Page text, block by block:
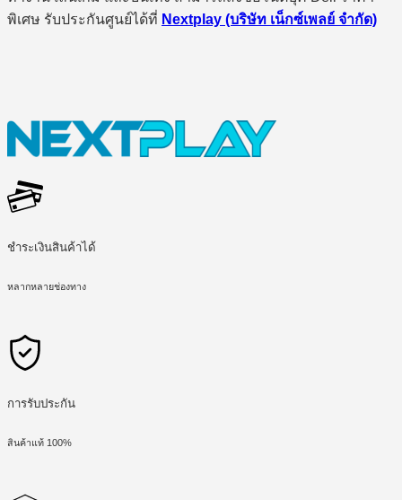
พิเศษ รับประกันศูนย์ได้ที่ Nextplay (บริษัท เน็กซ์เพลย์ จำกัด)
ชำระเงินสินค้าได้
หลากหลายช่องทาง
การรับประกัน
สินค้าแท้ 100%